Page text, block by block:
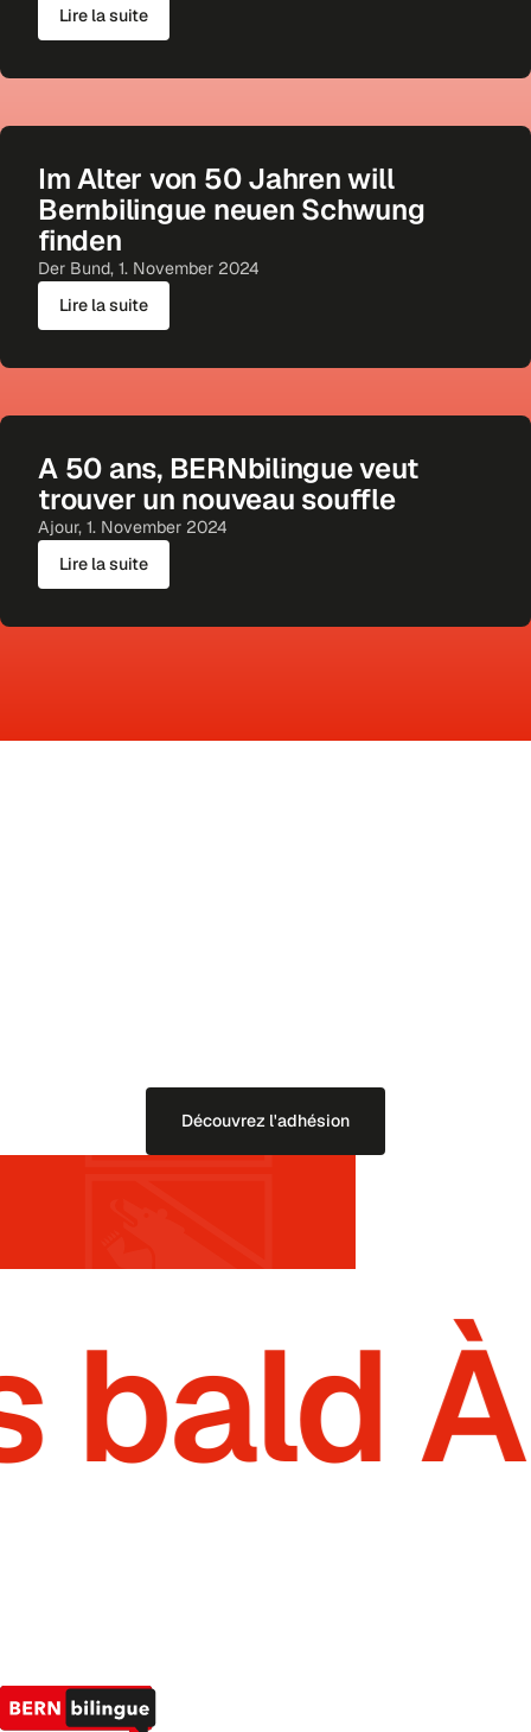
Lire la suite
Im Alter von 50 Jahren will
Bernbilingue neuen Schwung
finden
Der Bund, 1. November 2024
Lire la suite
A 50 ans, BERNbilingue veut
trouver un nouveau souffle
Ajour, 1. November 2024
Lire la suite
Découvrez l'adhésion
bald